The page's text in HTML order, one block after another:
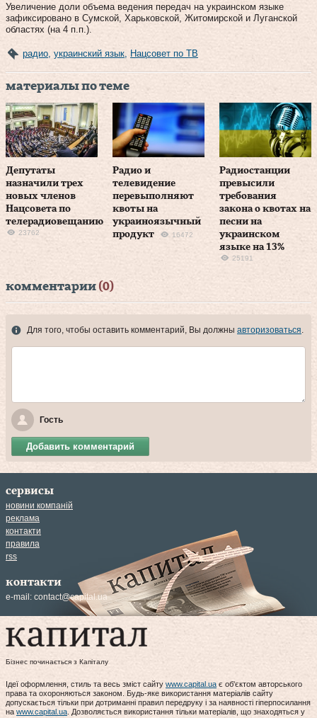
Увеличение доли объема ведения передач на украинском языке
зафиксировано в Сумской, Харьковской, Житомирской и Луганской
областях (на 4 п.п.).
радио украинский язык Нацсовет по ТВ
материалы по теме
Депутаты
назначили трех
новых членов
Нацсовета по
телерадиовещанию
23762
Радио и
телевидение
перевыполняют
квоты на
украиноязычный
продукт
16472
Радиостанции
превысили
требования
закона о квотах на
песни на
украинском
языке на 13%
25191
комментарии (0)
Для того, чтобы оставить комментарий, Вы должны авторизоваться.
Гость
Добавить комментарий
сервисы
новини компаній
реклама
контакти
правила
rss
контакти
e-mail: contact@capital.ua
Бізнес починається з Капіталу
Ідеї оформлення, стиль та весь зміст сайту www.capital.uaє об'єктом авторського
права та охороняються законом. Будь-яке використання матеріалів сайту
допускається тільки при дотриманні правил передруку і за наявності гіперпосилання
на www.capital.ua. Дозволяється використання тільки матеріалів, що знаходяться у